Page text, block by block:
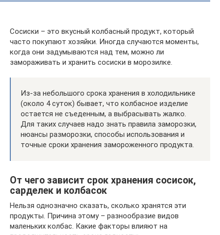
Сосиски – это вкусный колбасный продукт, который
часто покупают хозяйки. Иногда случаются моменты,
когда они задумываются над тем, можно ли
замораживать и хранить сосиски в морозилке.
Из-за небольшого срока хранения в холодильнике
(около 4 суток) бывает, что колбасное изделие
остается не съеденным, а выбрасывать жалко.
Для таких случаев надо знать правила заморозки,
нюансы разморозки, способы использования и
точные сроки хранения замороженного продукта.
От чего зависит срок хранения сосисок,
сарделек и колбасок
Нельзя однозначно сказать, сколько хранятся эти
продукты. Причина этому – разнообразие видов
маленьких колбас. Какие факторы влияют на